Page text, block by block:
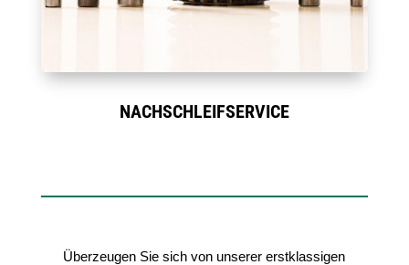
NACHSCHLEIFSERVICE
Überzeugen Sie sich von unserer erstklassigen